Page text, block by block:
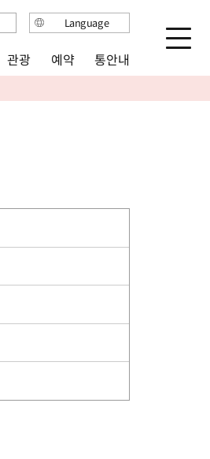
관광 예약 통안내
Language
English
简体中文